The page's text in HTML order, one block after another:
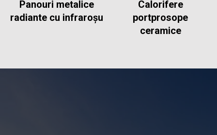
Panouri metalice
radiante cu infraroșu
Calorifere
portprosope
ceramice